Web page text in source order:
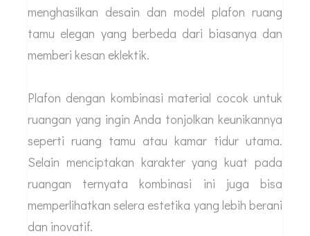
menghasilkan desain dan model plafon ruang
tamu elegan yang berbeda dari biasanya dan
memberi kesan eklektik.
Plafon dengan kombinasi material cocok untuk
ruangan yang ingin Anda tonjolkan keunikannya
seperti ruang tamu atau kamar tidur utama.
Selain menciptakan karakter yang kuat pada
ruangan ternyata kombinasi ini juga bisa
memperlihatkan selera estetika yang lebih berani
dan inovatif.